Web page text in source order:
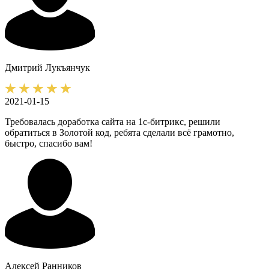
Дмитрий Лукъянчук
2021-01-15
Требовалась доработка сайта на 1с-битрикс, решили
обратиться в Золотой код, ребята сделали всё грамотно,
быстро, спасибо вам!
Алексей Ранников